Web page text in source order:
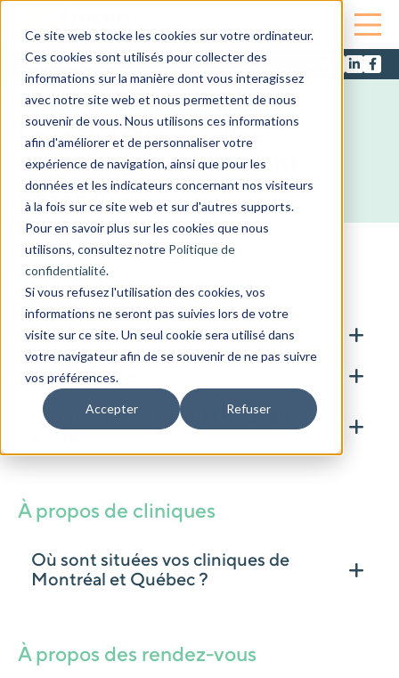
Ce site web stocke les cookies sur votre ordinateur.
Ces cookies sont utilisés pour collecter des
informations sur la manière dont vous interagissez
avec notre site web et nous permettent de nous
souvenir de vous. Nous utilisons ces informations
afin d'améliorer et de personnaliser votre
expérience de navigation, ainsi que pour les
données et les indicateurs concernant nos visiteurs
à la fois sur ce site web et sur d'autres supports.
Pour en savoir plus sur les cookies que nous
utilisons, consultez notre Politique de
confidentialité.
Si vous refusez l'utilisation des cookies, vos
informations ne seront pas suivies lors de votre
visite sur ce site. Un seul cookie sera utilisé dans
votre navigateur afin de se souvenir de ne pas suivre
vos préférences.
Accepter Refuser
1.844.684.8200
Foire aux questions
Les réponses aux des
questions fréquemment
posées.
À propos de nos services
Qui sont vos médecins experts?
Quels sont les tarifs?
Offrez-vous des rendez-vous en
virtuel?
À propos de cliniques
Où sont situées vos cliniques de
Montréal et Québec ?
À propos des rendez-vous